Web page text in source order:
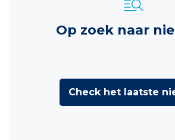
Op zoek naar
Check het laatste